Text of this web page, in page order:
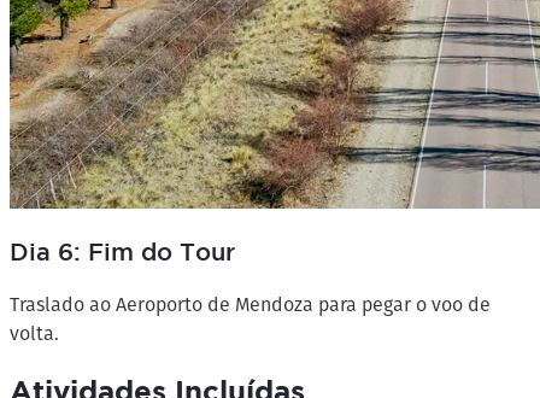
Dia 6: Fim do Tour
Traslado ao Aeroporto de Mendoza para pegar o voo de
volta.
Atividades Incluídas